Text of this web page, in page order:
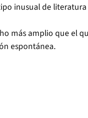
inusual de
más amplio que el
espontánea.